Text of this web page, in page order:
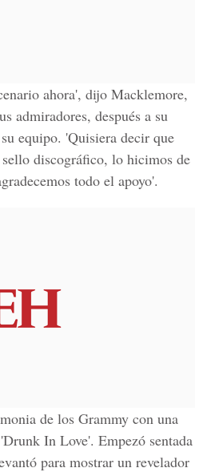
ahora', dijo Macklemore,
admiradores, después a su
equipo. 'Quisiera decir que
discográfico, lo hicimos de
todo el apoyo'.
de los Grammy con una
In Love'. Empezó sentada
para mostrar un revelador